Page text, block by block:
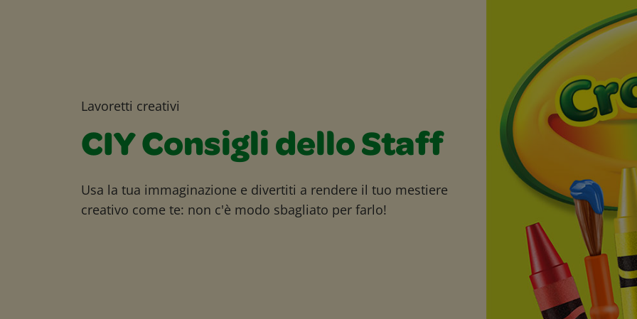
Lavoretti creativi
CIY Consigli dello Staff
Usa la tua immaginazione e divertiti a rendere il tuo mestiere
creativo come te: non c'è modo sbagliato per farlo!